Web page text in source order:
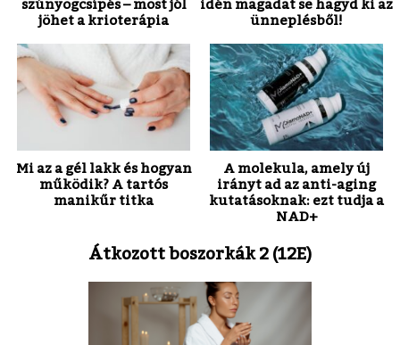
szúnyogcsípés – most jól
jöhet a krioterápia
idén magadat se hagyd ki az
ünneplésből!
Mi az a gél lakk és hogyan
működik? A tartós
manikűr titka
A molekula, amely új
irányt ad az anti-aging
kutatásoknak: ezt tudja a
NAD+
Átkozott boszorkák 2 (12E)